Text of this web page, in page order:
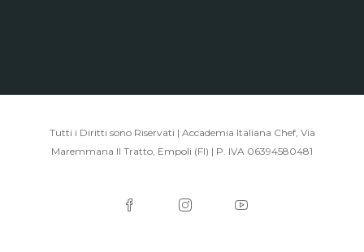
Tutti i Diritti sono Riservati | Accademia Italiana Chef, Via
Maremmana II Tratto, Empoli (FI) | P. IVA 06394580481